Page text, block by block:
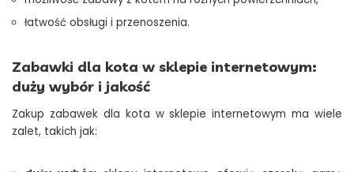
łatwość obsługi i przenoszenia.
Zabawki dla kota w sklepie internetowym:
duży wybór i jakość
Zakup zabawek dla kota w sklepie internetowym ma wiele
zalet, takich jak: